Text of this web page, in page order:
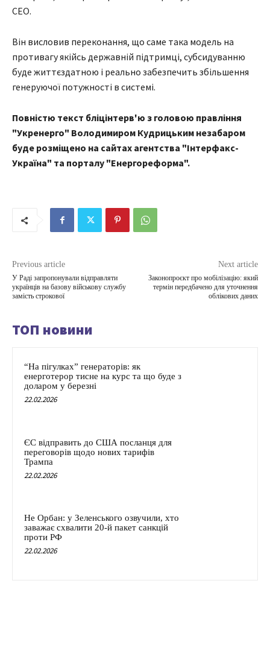
СЕО.
Він висловив переконання, що саме така модель на
противагу якійсь державній підтримці, субсидуванню
буде життєздатною і реально забезпечить збільшення
генеруючої потужності в системі.
Повністю текст бліцінтерв'ю з головою правління
"Укренерго" Володимиром Кудрицьким незабаром
буде розміщено на сайтах агентства "Інтерфакс-
Україна" та порталу "Енергореформа".
Previous article
У Раді запропонували відправляти
українців на базову військову службу
замість строкової
Next article
Законопроєкт про мобілізацію: який
термін передбачено для уточнення
облікових даних
ТОП новини
“На пігулках” генераторів: як
енерготерор тисне на курс та що буде з
доларом у березні
22.02.2026
ЄС відправить до США посланця для
переговорів щодо нових тарифів
Трампа
22.02.2026
Не Орбан: у Зеленського озвучили, хто
заважає схвалити 20-й пакет санкцій
проти РФ
22.02.2026